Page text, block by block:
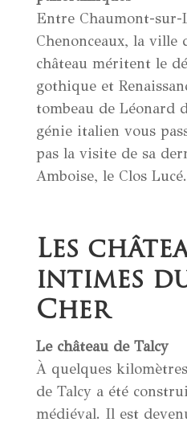
Entre Chaumont-sur-
Chenonceaux, la ville
château méritent le
gothique et
tombeau de Léonard
génie italien vous
pas la visite de sa
Amboise, le Clos Lucé.
Les
intimes
Cher
Le château de Talcy
À quelques
de Talcy a été
médiéval. Il est